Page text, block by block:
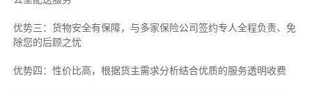
优势三：货物安全有保障，与多家保险公司签约专人全程负责、免
除您的后顾之忧
优势四：性价比高，根据货主需求分析结合优质的服务透明收费